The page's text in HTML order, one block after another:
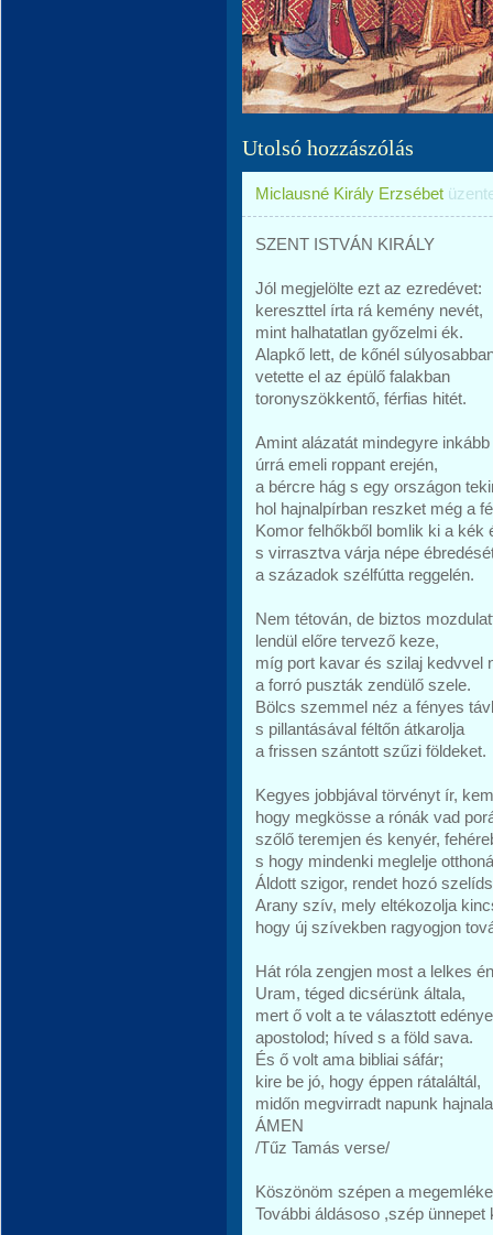
Utolsó hozzászólás
Miclausné Király Erzsébet
SZENT ISTVÁN KIRÁLY
Jól megjelölte ezt az ezredévet:
kereszttel írta rá kemény nevét,
mint halhatatlan győzelmi ék.
Alapkő lett, de kőnél
vetette el az épülő falakban
toronyszökkentő, férfias hitét.
Amint alázatát mindegyre inkább
úrrá emeli roppant erején,
a bércre hág s egy országon
hol hajnalpírban reszket még a
Komor felhőkből bomlik ki a kék
s virrasztva várja népe
a századok szélfútta reggelén.
Nem tétován, de biztos
lendül előre tervező keze,
míg port kavar és szilaj kedvvel
a forró puszták zendülő szele.
Bölcs szemmel néz a fényes
s pillantásával féltőn átkarolja
a frissen szántott szűzi földeket.
Kegyes jobbjával törvényt ír,
hogy megkösse a rónák vad
szőlő teremjen és kenyér,
s hogy mindenki meglelje
Áldott szigor, rendet hozó
Arany szív, mely eltékozolja
hogy új szívekben ragyogjon
Hát róla zengjen most a lelkes
Uram, téged dicsérünk általa,
mert ő volt a te választott
apostolod; híved s a föld sava.
És ő volt ama bibliai sáfár;
kire be jó, hogy éppen rátaláltál,
midőn megvirradt napunk
ÁMEN
/Tűz Tamás verse/
Köszönöm szépen a
További áldásoso ,szép